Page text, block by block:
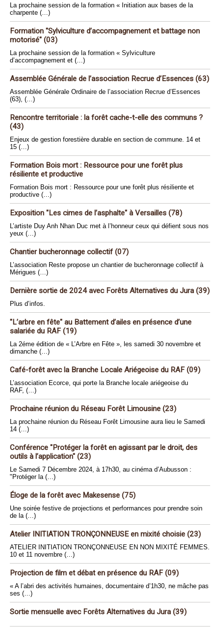
La prochaine session de la formation « Initiation aux bases de la
charpente (…)
Formation "Sylviculture d’accompagnement et battage non
motorisé" (03)
La prochaine session de la formation « Sylviculture
d’accompagnement et (…)
Assemblée Générale de l’association Recrue d’Essences (63)
Assemblée Générale Ordinaire de l’association Recrue d’Essences
(63), (…)
Rencontre territoriale : la forêt cache-t-elle des communs ?
(43)
Enjeux de gestion forestière durable en section de commune. 14 et
15 (…)
Formation Bois mort : Ressource pour une forêt plus
résiliente et productive
Formation Bois mort : Ressource pour une forêt plus résiliente et
productive (…)
Exposition "Les cimes de l’asphalte" à Versailles (78)
L’artiste Duy Anh Nhan Duc met à l’honneur ceux qui défient sous nos
yeux (…)
Chantier bucheronnage collectif (07)
L’association Reste propose un chantier de bucheronnage collectif à
Mérigues (…)
Dernière sortie de 2024 avec Forêts Alternatives du Jura (39)
Plus d’infos.
"L’arbre en fête" au Battement d’ailes en présence d’une
salariée du RAF (19)
La 2éme édition de « L’Arbre en Fête », les samedi 30 novembre et
dimanche (…)
Café-forêt avec la Branche Locale Ariégeoise du RAF (09)
L’association Ecorce, qui porte la Branche locale ariégeoise du
RAF, (…)
Prochaine réunion du Réseau Forêt Limousine (23)
La prochaine réunion du Réseau Forêt Limousine aura lieu le Samedi
14 (…)
Conférence "Protéger la forêt en agissant par le droit, des
outils à l’application" (23)
Le Samedi 7 Décembre 2024, à 17h30, au cinéma d’Aubusson :
"Protéger la (…)
Éloge de la forêt avec Makesense (75)
Une soirée festive de projections et performances pour prendre soin
de la (…)
Atelier INITIATION TRONÇONNEUSE en mixité choisie (23)
ATELIER INITIATION TRONÇONNEUSE EN NON MIXITÉ FEMMES.
10 et 11 novembre (…)
Projection de film et débat en présence du RAF (09)
« A l’abri des activités humaines, documentaire d’1h30, ne mâche pas
ses (…)
Sortie mensuelle avec Forêts Alternatives du Jura (39)